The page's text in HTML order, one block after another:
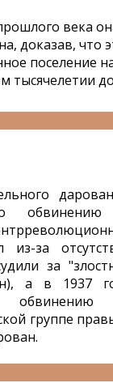
века
доказав, что
поселение
тысячелетии
из-за
за
а в 1937
группе